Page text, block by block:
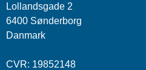
Lollandsgade 2
6400 Sønderborg
Danmark
CVR: 19852148